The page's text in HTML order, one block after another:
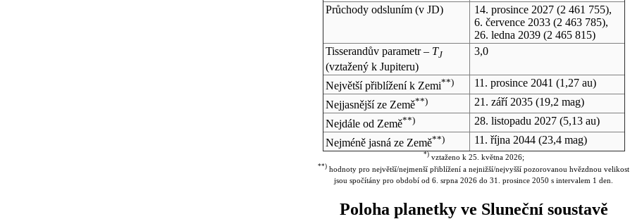
Průchody odsluním (v JD) 14. prosince 2027(2 461 755),
6. července 2033(2 463 785),
26. ledna 2039(2 465 815)
Tisserandův parametr – TJ
(vztažený k Jupiteru)
3,0
Největší přiblížení k Zemi**) 11. prosince 2041 (1,27 au)
Nejjasnější ze Země**) 21. září 2035(19,2 mag)
Nejdále od Země**) 28. listopadu 2027(5,13 au)
Nejméně jasná ze Země**) 11. října 2044(23,4 mag)
*)vztaženo k 25. května 2026;
**) hodnoty pro největší/nejmenší přiblížení a nejnižší/nejvyšší pozorovanou hvězdnou velikost
jsou spočítány pro období od 6. srpna 2026 do 31. prosince 2050 s intervalem 1 den.
Poloha planetky ve Sluneční soustavě